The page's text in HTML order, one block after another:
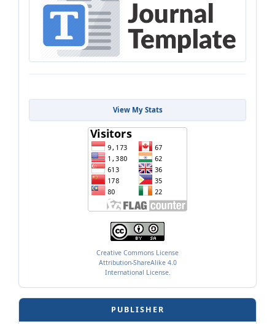
View My Stats
Creative Commons License
Attribution-ShareAlike 4.0
International License.
PUBLISHER